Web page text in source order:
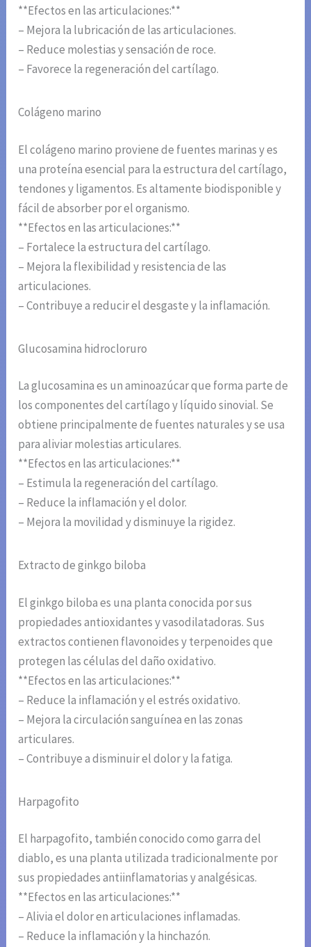
**Efectos en las articulaciones:**
– Mejora la lubricación de las articulaciones.
– Reduce molestias y sensación de roce.
– Favorece la regeneración del cartílago.
Colágeno marino
El colágeno marino proviene de fuentes marinas y es
una proteína esencial para la estructura del cartílago,
tendones y ligamentos. Es altamente biodisponible y
fácil de absorber por el organismo.
**Efectos en las articulaciones:**
– Fortalece la estructura del cartílago.
– Mejora la flexibilidad y resistencia de las
articulaciones.
– Contribuye a reducir el desgaste y la inflamación.
Glucosamina hidrocloruro
La glucosamina es un aminoazúcar que forma parte de
los componentes del cartílago y líquido sinovial. Se
obtiene principalmente de fuentes naturales y se usa
para aliviar molestias articulares.
**Efectos en las articulaciones:**
– Estimula la regeneración del cartílago.
– Reduce la inflamación y el dolor.
– Mejora la movilidad y disminuye la rigidez.
Extracto de ginkgo biloba
El ginkgo biloba es una planta conocida por sus
propiedades antioxidantes y vasodilatadoras. Sus
extractos contienen flavonoides y terpenoides que
protegen las células del daño oxidativo.
**Efectos en las articulaciones:**
– Reduce la inflamación y el estrés oxidativo.
– Mejora la circulación sanguínea en las zonas
articulares.
– Contribuye a disminuir el dolor y la fatiga.
Harpagofito
El harpagofito, también conocido como garra del
diablo, es una planta utilizada tradicionalmente por
sus propiedades antiinflamatorias y analgésicas.
**Efectos en las articulaciones:**
– Alivia el dolor en articulaciones inflamadas.
– Reduce la inflamación y la hinchazón.